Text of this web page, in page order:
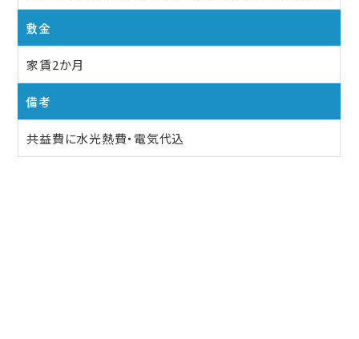
敷金
家賃2か月
備考
共益費に水光熱費・電気代込